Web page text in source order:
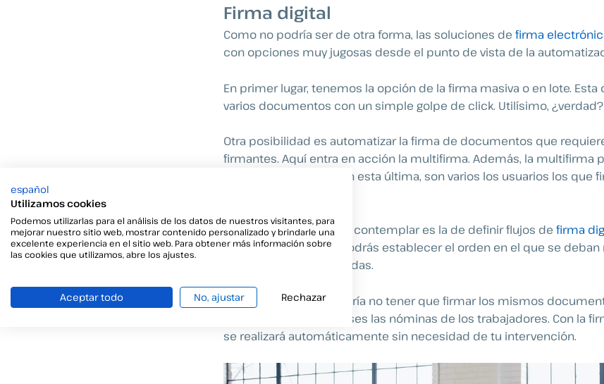
Firma digital
Como no podría ser de otra forma, las soluciones de firma
con opciones muy jugosas desde el punto de vista de la
En primer lugar, tenemos la opción de la firma masiva o en lote.
varios documentos con un simple golpe de click. Utilísimo, ¿verdad?
Otra posibilidad es automatizar la firma de documentos que
firmantes. Aquí entra en acción la multifirma. Además, la multifirma
con la firma en lote. Con esta última, son varios los usuarios los que
Otra opción que debes contemplar es la de definir flujos de firma
una manera sencilla, podrás establecer el orden en el que se deban
diversas firmas requeridas.
Por último, ¿no te gustaría no tener que firmar los mismos
ejemplo, todos los meses las nóminas de los trabajadores. Con la
se realizará automáticamente sin necesidad de tu intervención.
español
Utilizamos cookies
Podemos utilizarlas para el análisis de los datos de nuestros visitantes, para
mejorar nuestro sitio web, mostrar contenido personalizado y brindarle una
excelente experiencia en el sitio web. Para obtener más información sobre
las cookies que utilizamos, abre los ajustes.
Aceptar todo No, ajustar Rechazar